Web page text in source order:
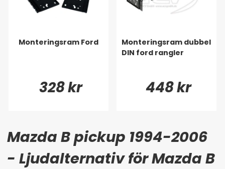
Monteringsram Ford
328 kr
Monteringsram dubbel
DIN ford rangler
448 kr
Mazda B pickup 1994-2006
- Ljudalternativ för Mazda B